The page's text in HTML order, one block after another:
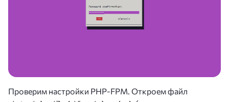
Проверим настройки PHP-FPM. Откроем файл